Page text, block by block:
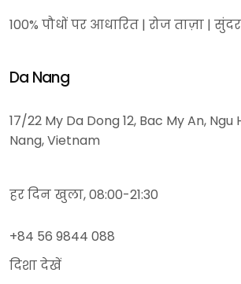
100% पौधों पर आधारित | रोज ताज़ा |
Da Nang
17/22 My Da Dong 12, Bac My An, Ngu
Nang, Vietnam
हर दिन खुला, 08:00-21:30
+84 56 9844 088
दिशा देखें